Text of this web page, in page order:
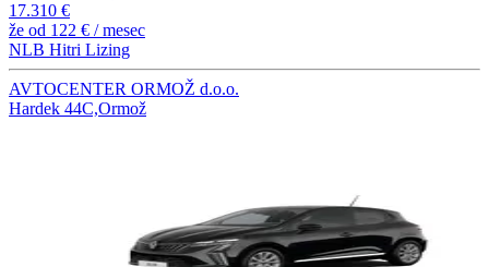
17.310 €
že od 122 € / mesec
NLB Hitri Lizing
AVTOCENTER ORMOŽ d.o.o.
Hardek 44C,Ormož